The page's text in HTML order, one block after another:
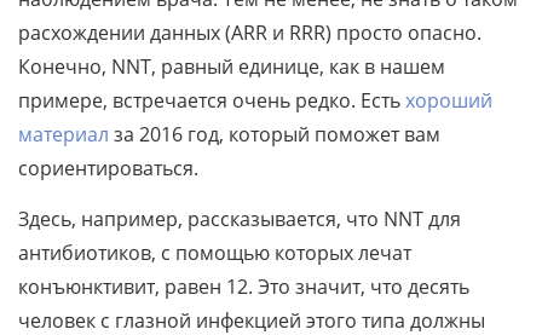
расхождении данных (ARR и RRR) просто опасно.
Конечно, NNT, равный единице, как в нашем
примере, встречается очень редко. Естьхороший
материал за 2016 год, который поможет вам
сориентироваться.
Здесь, например, рассказывается, что NNT для
антибиотиков, с помощью которых лечат
конъюнктивит, равен 12. Это значит, что десять
человек с глазной инфекцией этого типа должны